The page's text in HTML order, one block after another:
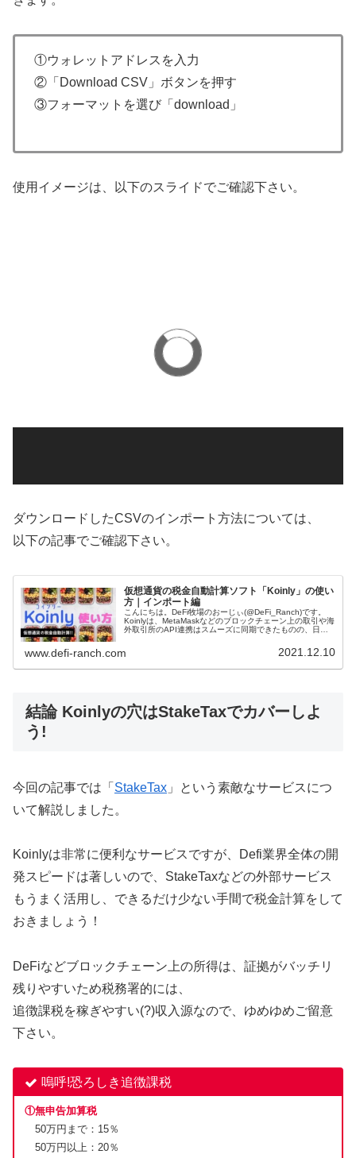
①ウォレットアドレスを入力
②「Download CSV」ボタンを押す
③フォーマットを選び「download」
使用イメージは、以下のスライドでご確認下さい。
ダウンロードしたCSVのインポート方法については、
以下の記事でご確認下さい。
仮想通貨の税金自動計算ソフト「Koinly」の使い
方｜インポート編
こんにちは。DeFi牧場のおーじぃ(@DeFi_Ranch)です。
Koinlyは、MetaMaskなどのブロックチェーン上の取引や海
外取引所のAPI連携はスムーズに同期できたものの、日本
www.defi-ranch.com 2021.12.10
結論 Koinlyの穴はStakeTaxでカバーしよ
う!
今回の記事では「 StakeTax 」という素敵なサービスにつ
いて解説しました。
Koinlyは非常に便利なサービスですが、Defi業界全体の開
発スピードは著しいので、StakeTaxなどの外部サービス
もうまく活用し、できるだけ少ない手間で税金計算をして
おきましょう！
DeFiなどブロックチェーン上の所得は、証拠がバッチリ
残りやすいため税務署的には、
追徴課税を稼ぎやすい(?)収入源なので、ゆめゆめご留意
下さい。
嗚呼!恐ろしき追徴課税
①無申告加算税
50万円まで：15％
50万円以上：20％